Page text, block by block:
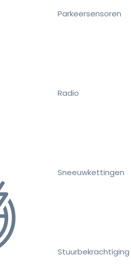
Parkeersensoren
Radio
Sneeuwkettingen
Stuurbekrachtiging